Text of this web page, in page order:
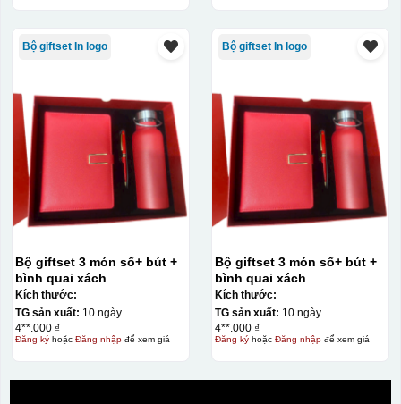
Ưu, nhược điểm của in Decal trượt nước
trên gốm sứ
Bộ giftset In logo
Bộ giftset 3 món sổ+ bút +
bình quai xách
Kích thước:
TG sản xuất: 10 ngày
4**.000 ₫
Đăng kýhoặc Đăng nhậpđể xem giá
Bộ giftset In logo
Bộ giftset 3 món sổ+ bút +
bình quai xách
Kích thước:
TG sản xuất: 10 ngày
4**.000 ₫
Đăng kýhoặc Đăng nhậpđể xem giá